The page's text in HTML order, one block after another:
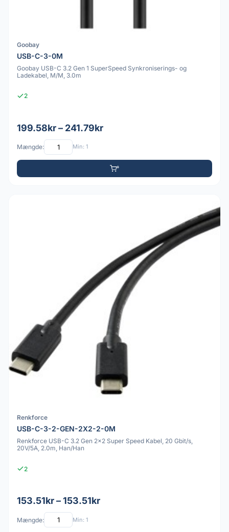
Goobay
USB-C-3-0M
Goobay USB-C 3.2 Gen 1 SuperSpeed Synkroniserings- og
Ladekabel, M/M, 3.0m
2
199.58kr – 241.79kr
Mængde: Min: 1
Renkforce
USB-C-3-2-GEN-2X2-2-0M
Renkforce USB-C 3.2 Gen 2x2 Super Speed Kabel, 20 Gbit/s,
20V/5A, 2.0m, Han/Han
2
153.51kr – 153.51kr
Mængde: Min: 1